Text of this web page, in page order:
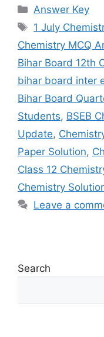
Categories
Answer Key
Tags
1 July
Chemistry MCQ
Bihar Board 12th
bihar board inter
Bihar Board
Students, BSEB
Update,
Paper Solution,
Class 12
Chemistry
Leave a
Search